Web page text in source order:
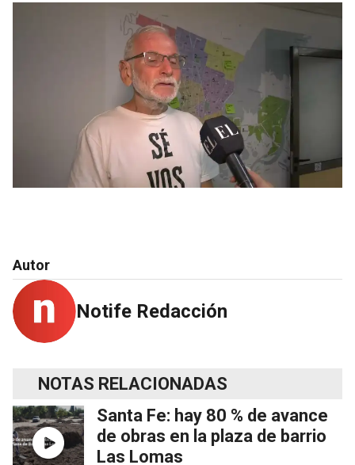
Autor
Notife Redacción
NOTAS RELACIONADAS
Santa Fe: hay 80 % de avance
de obras en la plaza de barrio
Las Lomas